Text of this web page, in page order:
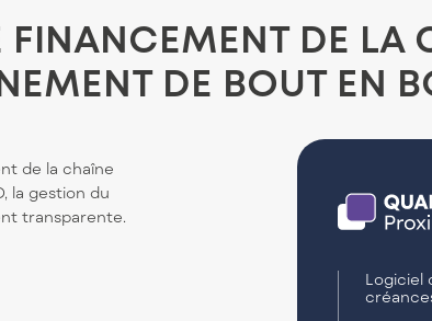
FINANCEMENT DE LA
DE BOUT EN
de la chaîne
la gestion du
transparente.
Logiciel